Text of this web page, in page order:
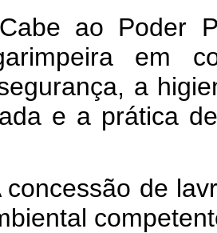
ao Poder
em
a
e a prática
concessão de